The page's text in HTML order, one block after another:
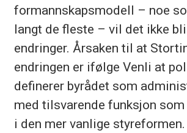
formannskapsmodell – noe
langt de fleste – vil det ikke
endringer. Årsaken til at
endringen er ifølge Venli at
definerer byrådet som
med tilsvarende funksjon som
i den mer vanlige styreformen.